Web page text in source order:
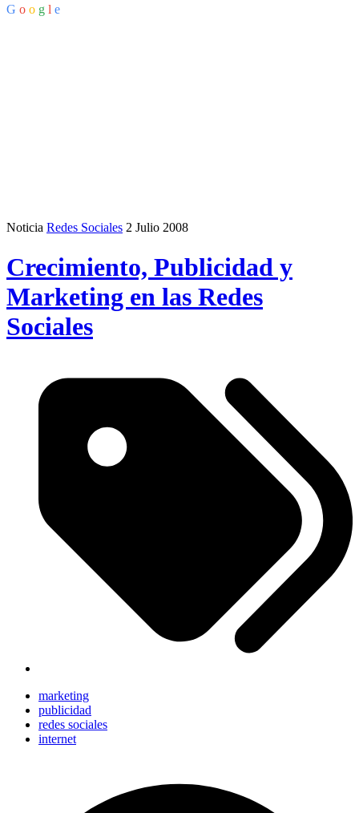
G o o g l e
Noticia Redes Sociales 2 Julio 2008
Crecimiento, Publicidad y
Marketing en las Redes
Sociales
marketing
publicidad
redes sociales
internet